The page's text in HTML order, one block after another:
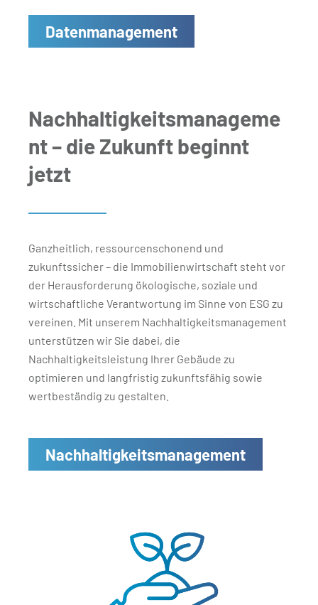
Datenmanagement
Nachhaltigkeitsmanageme
nt – die Zukunft beginnt
jetzt
Ganzheitlich, ressourcenschonend und
zukunftssicher – die Immobilienwirtschaft steht vor
der Herausforderung ökologische, soziale und
wirtschaftliche Verantwortung im Sinne von ESG zu
vereinen. Mit unserem Nachhaltigkeitsmanagement
unterstützen wir Sie dabei, die
Nachhaltigkeitsleistung Ihrer Gebäude zu
optimieren und langfristig zukunftsfähig sowie
wertbeständig zu gestalten.
Nachhaltigkeitsmanagement